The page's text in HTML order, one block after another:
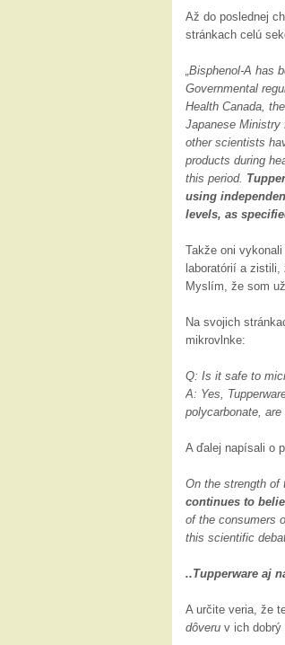
Až do poslednej
stránkach celú
„Bisphenol-A has
Governmental
Health Canada,
Japanese Ministry
other scientists
products during
this period.
using
levels, as
Takže oni
laboratórií a zistili,
Myslím, že som
Na svojich
mikrovlnke:
Q: Is it safe to
A: Yes,
polycarbonate,
A ďalej napísali o
On the strength of
continues to
of the consumers
this scientific
..Tupperware aj
A určite veria, že
dôveru v ich dobrý